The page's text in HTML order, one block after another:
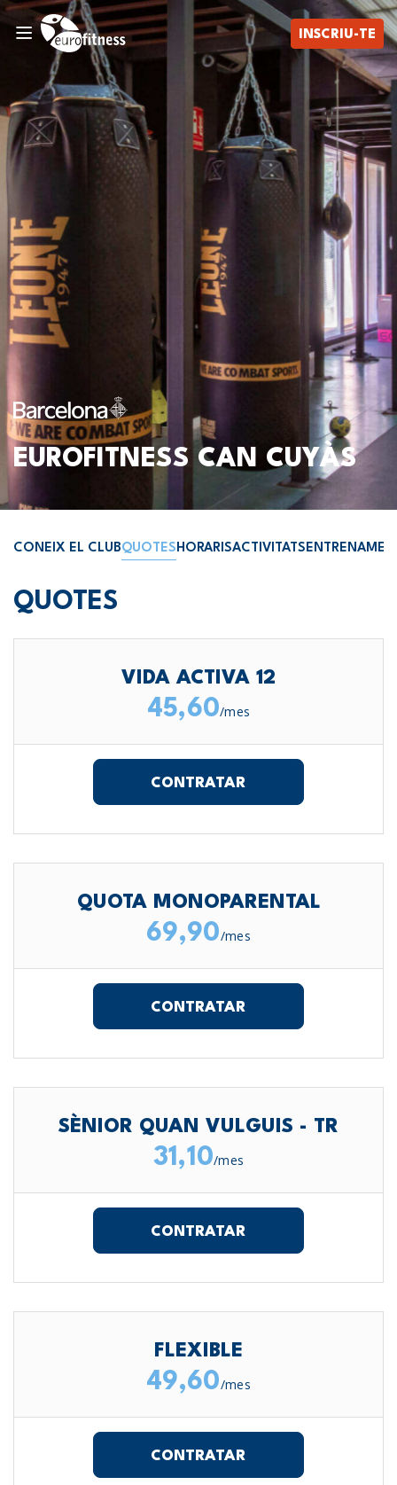
INSCRIU-TE
EUROFITNESS CAN CUYÀS
CONEIX EL CLUBQUOTESHORARISACTIVITATS
QUOTES
VIDA ACTIVA 12
45,60/mes
CONTRATAR
QUOTA MONOPARENTAL
69,90/mes
CONTRATAR
SÈNIOR QUAN VULGUIS - TR
31,10/mes
CONTRATAR
FLEXIBLE
49,60/mes
CONTRATAR